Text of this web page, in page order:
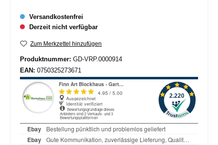
Versandkostenfrei
Derzeit nicht verfügbar
Zum Merkzettel hinzufügen
Produktnummer: GD-VRP.0000914
EAN: 0750325273671